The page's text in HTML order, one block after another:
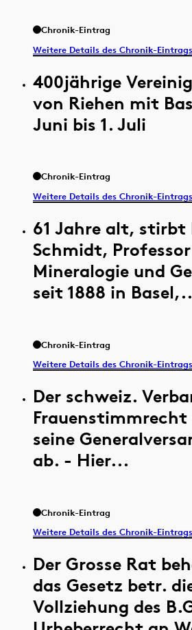
Chronik-Eintrag
Weitere Details des Chronik-
400jährige
von Riehen mit
Juni bis 1. Juli
Chronik-Eintrag
Weitere Details des Chronik-
61 Jahre alt, stirbt
Schmidt,
Mineralogie und
seit 1888 in
Chronik-Eintrag
Weitere Details des Chronik-
Der schweiz.
seine
ab. - Hier...
Chronik-Eintrag
Weitere Details des Chronik-
Der Grosse Rat
das Gesetz betr.
Vollziehung des